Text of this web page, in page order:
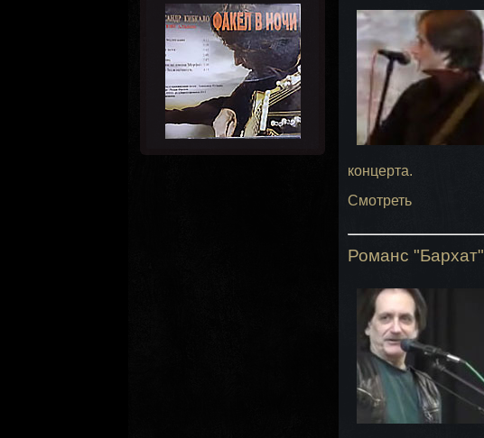
концерта.
Смотреть
Романс "Бархат"